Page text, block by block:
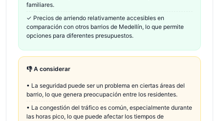
familiares.
✓ Precios de arriendo relativamente accesibles en
comparación con otros barrios de Medellín, lo que permite
opciones para diferentes presupuestos.
👎 A considerar
• La seguridad puede ser un problema en ciertas áreas del
barrio, lo que genera preocupación entre los residentes.
• La congestión del tráfico es común, especialmente durante
las horas pico, lo que puede afectar los tiempos de